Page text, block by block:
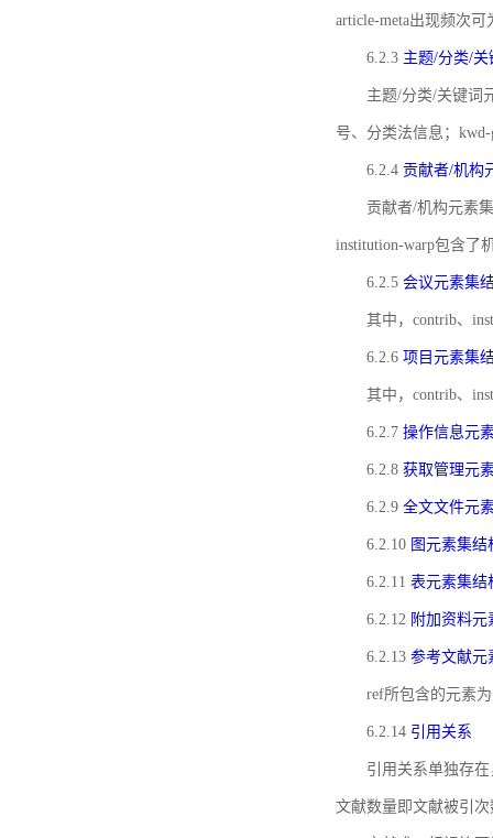
article-meta出现频次可
6.2.3 主题/分类/
主题/分类/关键词
号、分类法信息；
6.2.4 贡献者/机构
贡献者/机构元素
institution-warp包含了
6.2.5 会议元素集
其中，contrib、
6.2.6 项目元素集
其中，contrib、
6.2.7 操作信息元
6.2.8 获取管理元
6.2.9 全文文件元
6.2.10 图元素集结
6.2.11 表元素集结
6.2.12 附加资料元
6.2.13 参考文献元
ref所包含的元素
6.2.14 引用关系
引用关系单独存
文献数量即文献被引